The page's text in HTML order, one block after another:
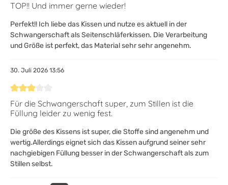
TOP!! Und immer gerne wieder!
Perfekt!! Ich liebe das Kissen und nutze es aktuell in der
Schwangerschaft als Seitenschläferkissen. Die Verarbeitung
und Größe ist perfekt, das Material sehr sehr angenehm.
30. Juli 2026 13:56
Bewertung mit 3 von 5 Sternen
Für die Schwangerschaft super, zum Stillen ist die
Füllung leider zu wenig fest.
Die größe des Kissens ist super, die Stoffe sind angenehm und
wertig.Allerdings eignet sich das Kissen aufgrund seiner sehr
nachgiebigen Füllung besser in der Schwangerschaft als zum
Stillen selbst.